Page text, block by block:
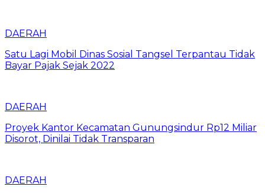
DAERAH
Satu Lagi Mobil Dinas Sosial Tangsel Terpantau Tidak
Bayar Pajak Sejak 2022
DAERAH
Proyek Kantor Kecamatan Gunungsindur Rp12 Miliar
Disorot, Dinilai Tidak Transparan
DAERAH